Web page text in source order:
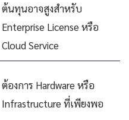
ต้นทุนอาจสูงสำหรับ
Enterprise License หรือ
Cloud Service
ต้องการ Hardware หรือ
Infrastructure ที่เพียงพอ